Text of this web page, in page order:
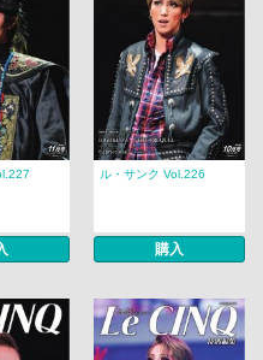
ル・サンク Vol.226
購入